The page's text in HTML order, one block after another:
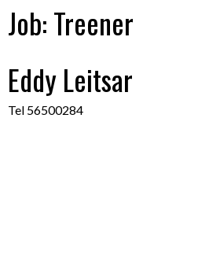
Job:Treener
Eddy Leitsar
Tel 56500284